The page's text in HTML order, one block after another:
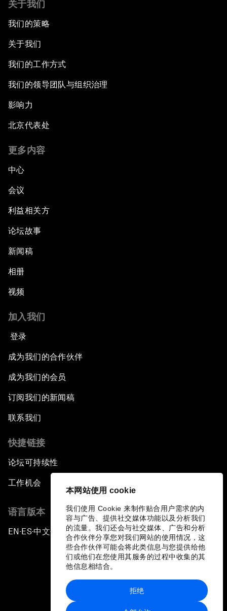
本网站使用 cookie
我们使用 Cookie 来制作贴合用户需求的内
容与广告、提供社交媒体功能以及分析我们
的流量。我们还会与社交媒体、广告和分析
合作伙伴分享您对我们网站的使用情况，这
些合作伙伴可能会将此类信息与您提供给他
们或他们在您使用其服务的过程中收集的其
他信息相结合。
拒绝
关于我们
我们的策略
关于我们
我们的工作方式
我们的领导团队与组织治理
影响力
北京代表处
更多内容
中心
会议
利益相关方
论坛故事
新闻稿
相册
视频
加入我们
登录
成为我们的合作伙伴
成为我们的会员
订阅我们的新闻稿
联系我们
快捷链接
论坛可持续性
工作机会
语言版本
EN ▪ES▪中文▪ 日本語